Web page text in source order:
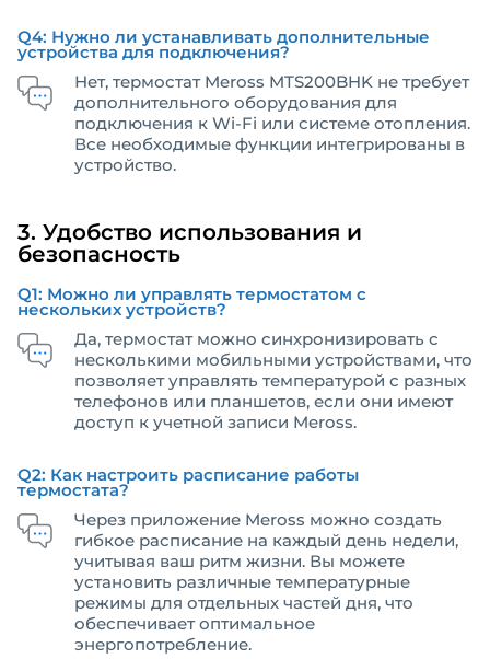
Q4: Нужно ли устанавливать дополнительные
устройства для подключения?
Нет, термостат Meross MTS200BHK не требует
дополнительного оборудования для
подключения к Wi-Fi или системе отопления.
Все необходимые функции интегрированы в
устройство.
3. Удобство использования и
безопасность
Q1: Можно ли управлять термостатом с
нескольких устройств?
Да, термостат можно синхронизировать с
несколькими мобильными устройствами, что
позволяет управлять температурой с разных
телефонов или планшетов, если они имеют
доступ к учетной записи Meross.
Q2: Как настроить расписание работы
термостата?
Через приложение Meross можно создать
гибкое расписание на каждый день недели,
учитывая ваш ритм жизни. Вы можете
установить различные температурные
режимы для отдельных частей дня, что
обеспечивает оптимальное
энергопотребление.